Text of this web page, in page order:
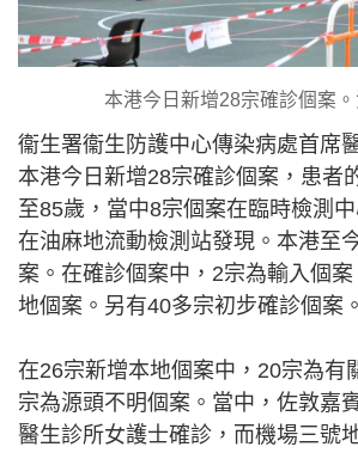
本港今日新增28宗確診個案
衞生署衞生防護中心傳染病處首席
本港今日新增28宗確診個案，患者
至85歲，當中8宗個案在臨時檢測
在油麻地流動檢測站發現。本港至
案。在確診個案中，2宗為輸入個
地個案。另有40多宗初步確診個案。
在26宗新增本地個案中，20宗為有
宗為源頭不明個案。當中，佐敦嘉
醫生診所女護士確診，而機場三號